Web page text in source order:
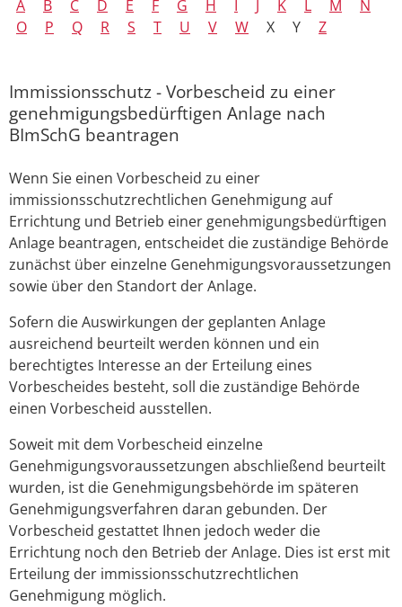
A
B C D E F G H I J K L M
N
O
P Q R S T U V W X Y Z
Immissionsschutz - Vorbescheid zu einer
genehmigungsbedürftigen Anlage nach
BImSchG beantragen
Wenn Sie einen Vorbescheid zu einer
immissionsschutzrechtlichen Genehmigung auf
Errichtung und Betrieb einer genehmigungsbedürftigen
Anlage beantragen, entscheidet die zuständige Behörde
zunächst über einzelne Genehmigungsvoraussetzungen
sowie über den Standort der Anlage.
Sofern die Auswirkungen der geplanten Anlage
ausreichend beurteilt werden können und ein
berechtigtes Interesse an der Erteilung eines
Vorbescheides besteht, soll die zuständige Behörde
einen Vorbescheid ausstellen.
Soweit mit dem Vorbescheid einzelne
Genehmigungsvoraussetzungen abschließend beurteilt
wurden, ist die Genehmigungsbehörde im späteren
Genehmigungsverfahren daran gebunden. Der
Vorbescheid gestattet Ihnen jedoch weder die
Errichtung noch den Betrieb der Anlage. Dies ist erst mit
Erteilung der immissionsschutzrechtlichen
Genehmigung möglich.